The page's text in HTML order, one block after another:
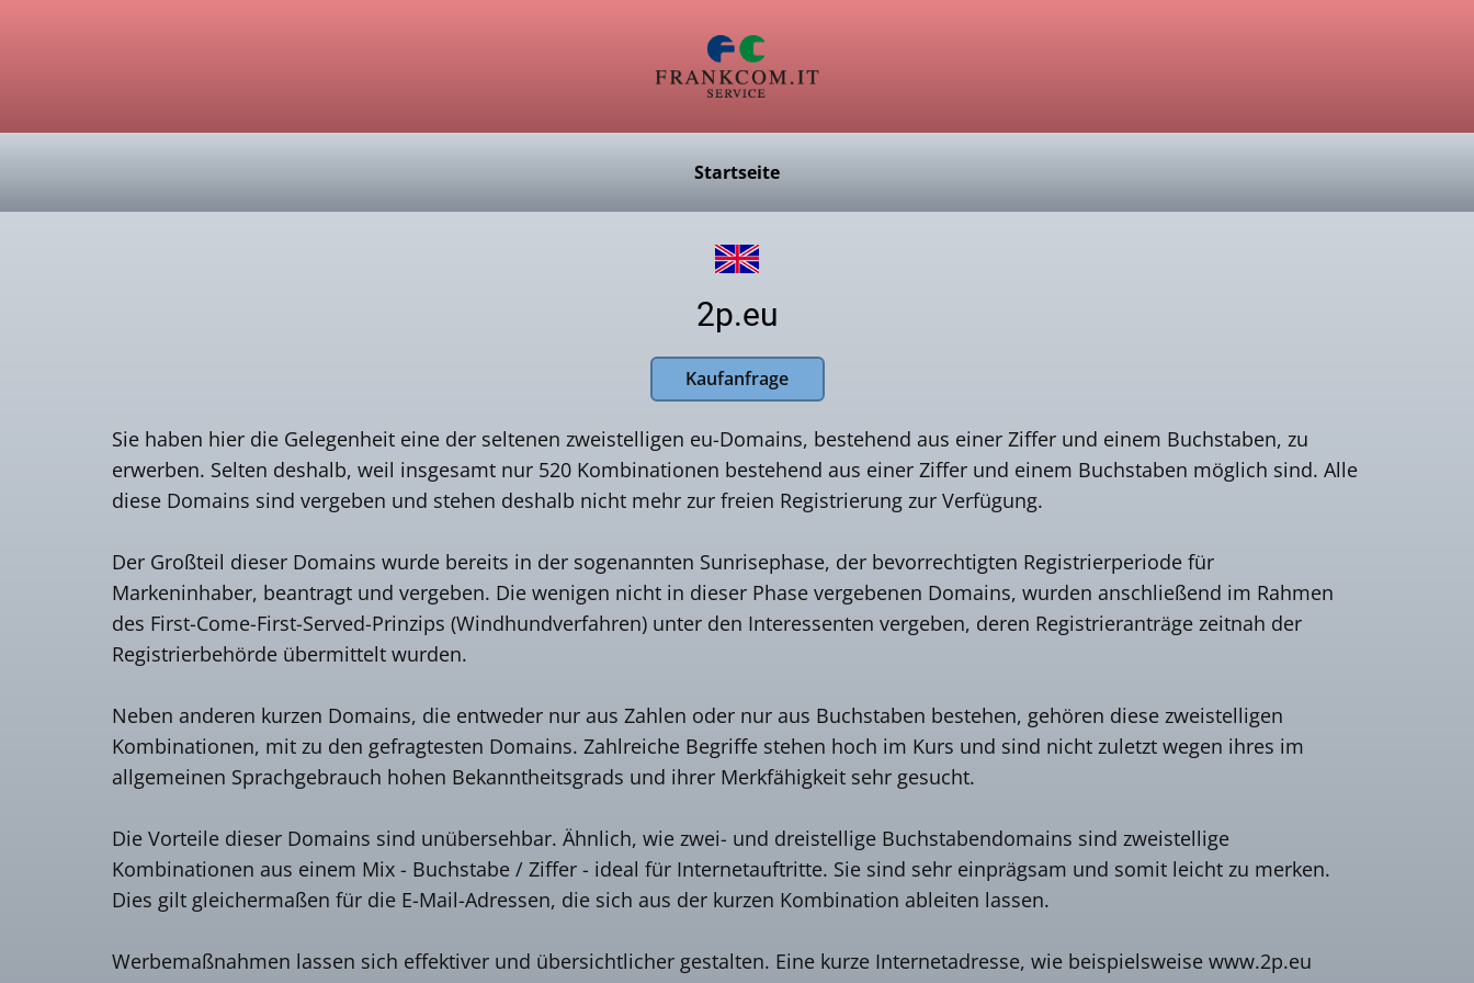
Startseite
2p.eu
Kaufanfrage
Sie haben hier die Gelegenheit eine der seltenen zweistelligen eu-Domains, bestehend aus einer Ziffer und einem Buchstaben, zu
erwerben. Selten deshalb, weil insgesamt nur 520 Kombinationen bestehend aus einer Ziffer und einem Buchstaben möglich sind. Alle
diese Domains sind vergeben und stehen deshalb nicht mehr zur freien Registrierung zur Verfügung.
Der Großteil dieser Domains wurde bereits in der sogenannten Sunrisephase, der bevorrechtigten Registrierperiode für
Markeninhaber, beantragt und vergeben. Die wenigen nicht in dieser Phase vergebenen Domains, wurden anschließend im Rahmen
des First-Come-First-Served-Prinzips (Windhundverfahren) unter den Interessenten vergeben, deren Registrieranträge zeitnah der
Registrierbehörde übermittelt wurden.
Neben anderen kurzen Domains, die entweder nur aus Zahlen oder nur aus Buchstaben bestehen, gehören diese zweistelligen
Kombinationen, mit zu den gefragtesten Domains. Zahlreiche Begriffe stehen hoch im Kurs und sind nicht zuletzt wegen ihres im
allgemeinen Sprachgebrauch hohen Bekanntheitsgrads und ihrer Merkfähigkeit sehr gesucht.
Die Vorteile dieser Domains sind unübersehbar. Ähnlich, wie zwei- und dreistellige Buchstabendomains sind zweistellige
Kombinationen aus einem Mix - Buchstabe / Ziffer - ideal für Internetauftritte. Sie sind sehr einprägsam und somit leicht zu merken.
Dies gilt gleichermaßen für die E-Mail-Adressen, die sich aus der kurzen Kombination ableiten lassen.
Werbemaßnahmen lassen sich effektiver und übersichtlicher gestalten. Eine kurze Internetadresse, wie beispielsweise www.2p.eu